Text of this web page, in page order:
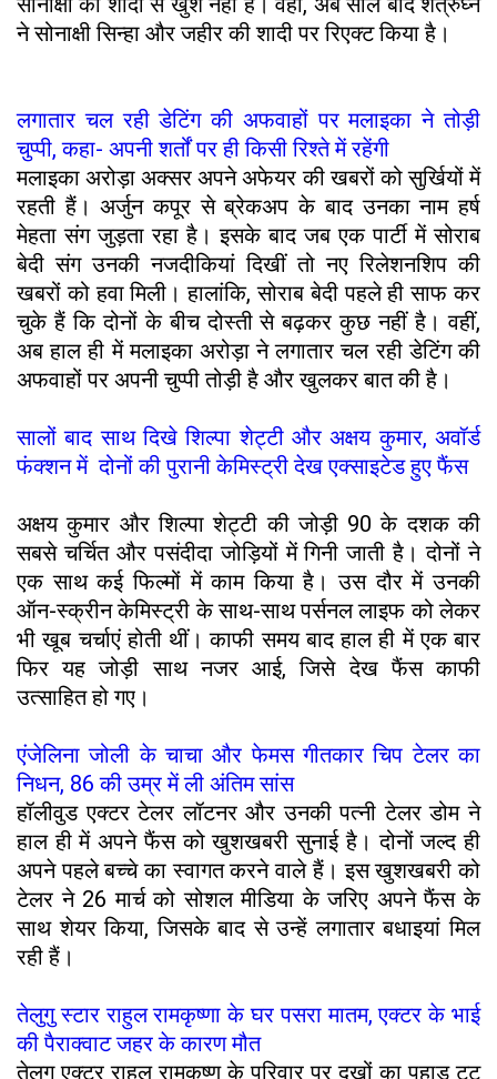
ने सोनाक्षी सिन्हा और जहीर की शादी पर रिएक्ट किया है।
लगातार चल रही डेटिंग की अफवाहों पर मलाइका ने तोड़ी
चुप्पी, कहा- अपनी शर्तों पर ही किसी रिश्ते में रहेंगी
मलाइका अरोड़ा अक्सर अपने अफेयर की खबरों को सुर्खियों में
रहती हैं। अर्जुन कपूर से ब्रेकअप के बाद उनका नाम हर्ष
मेहता संग जुड़ता रहा है। इसके बाद जब एक पार्टी में सोराब
बेदी संग उनकी नजदीकियां दिखीं तो नए रिलेशनशिप की
खबरों को हवा मिली। हालांकि, सोराब बेदी पहले ही साफ कर
चुके हैं कि दोनों के बीच दोस्ती से बढ़कर कुछ नहीं है। वहीं,
अब हाल ही में मलाइका अरोड़ा ने लगातार चल रही डेटिंग की
अफवाहों पर अपनी चुप्पी तोड़ी है और खुलकर बात की है।
सालों बाद साथ दिखे शिल्पा शेट्टी और अक्षय कुमार, अवॉर्ड
फंक्शन में दोनों की पुरानी केमिस्ट्री देख एक्साइटेड हुए फैंस
अक्षय कुमार और शिल्पा शेट्टी की जोड़ी 90 के दशक की
सबसे चर्चित और पसंदीदा जोड़ियों में गिनी जाती है। दोनों ने
एक साथ कई फिल्मों में काम किया है। उस दौर में उनकी
ऑन-स्क्रीन केमिस्ट्री के साथ-साथ पर्सनल लाइफ को लेकर
भी खूब चर्चाएं होती थीं। काफी समय बाद हाल ही में एक बार
फिर यह जोड़ी साथ नजर आई, जिसे देख फैंस काफी
उत्साहित हो गए।
एंजेलिना जोली के चाचा और फेमस गीतकार चिप टेलर का
निधन, 86 की उम्र में ली अंतिम सांस
हॉलीवुड एक्टर टेलर लॉटनर और उनकी पत्नी टेलर डोम ने
हाल ही में अपने फैंस को खुशखबरी सुनाई है। दोनों जल्द ही
अपने पहले बच्चे का स्वागत करने वाले हैं। इस खुशखबरी को
टेलर ने 26 मार्च को सोशल मीडिया के जरिए अपने फैंस के
साथ शेयर किया, जिसके बाद से उन्हें लगातार बधाइयां मिल
रही हैं।
तेलुगु स्टार राहुल रामकृष्णा के घर पसरा मातम, एक्टर के भाई
की पैराक्वाट जहर के कारण मौत
तेलुगु एक्टर राहुल रामकृष्ण के परिवार पर दुखों का पहाड़ टूट